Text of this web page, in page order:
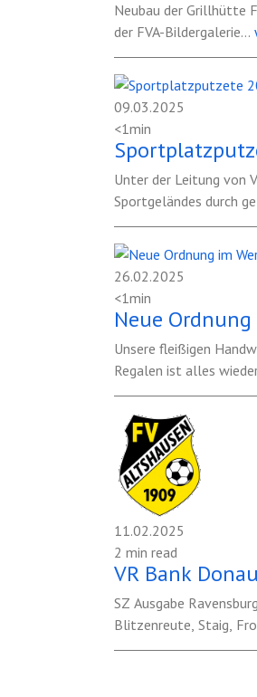
Neubau der Grillhütte Fleißige FVA-Mitarbeiter haben die marode Grillhütte abgerissen und überwiegend in Eigenleistung eine neue Grillhütte gebaut. alle Bilder in
der FVA-Bildergalerie...
09.03.2025
<1min
Unter der Leitung von
Sportgeländes durch
26.02.2025
<1min
Neue
Unsere fleißigen
Regalen ist alles
11.02.2025
2 min read
VR Bank
SZ Ausgabe
Blitzenreute, Staig,